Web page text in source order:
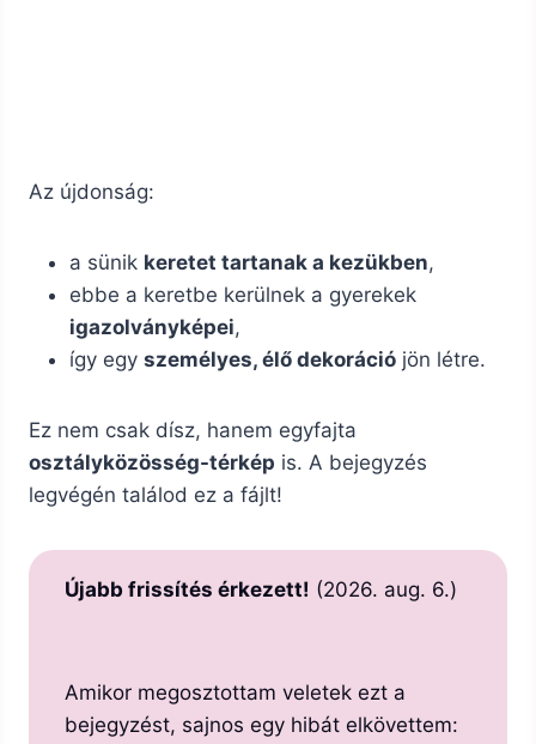
Az újdonság:
a sünik keretet tartanak a kezükben,
ebbe a keretbe kerülnek a gyerekek
igazolványképei,
így egy személyes, élő dekoráció jön létre.
Ez nem csak dísz, hanem egyfajta
osztályközösség-térkép is. A bejegyzés
legvégén találod ez a fájlt!
Újabb frissítés érkezett! (2026. aug. 6.)
Amikor megosztottam veletek ezt a
bejegyzést, sajnos egy hibát elkövettem: